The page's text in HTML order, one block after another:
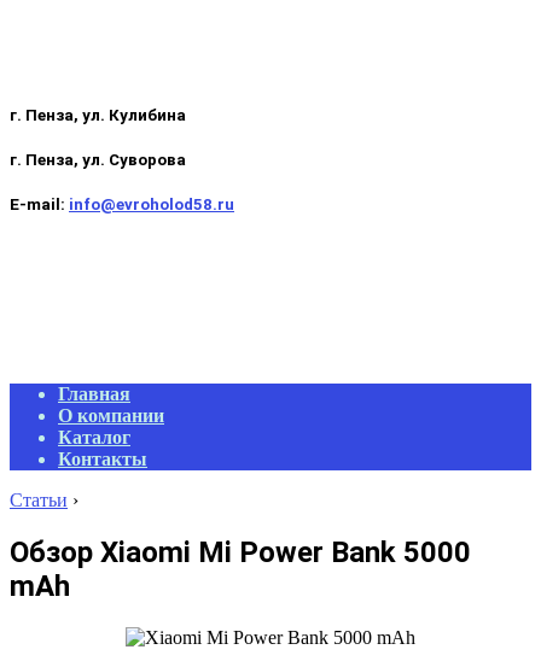
г. Пенза, ул. Кулибина
г. Пенза, ул. Суворова
E-mail: info@evroholod58.ru
Primary
Navigation
Menu
Главная
О компании
Каталог
Контакты
Статьи ›
Обзор Xiaomi Mi Power Bank 5000
mAh